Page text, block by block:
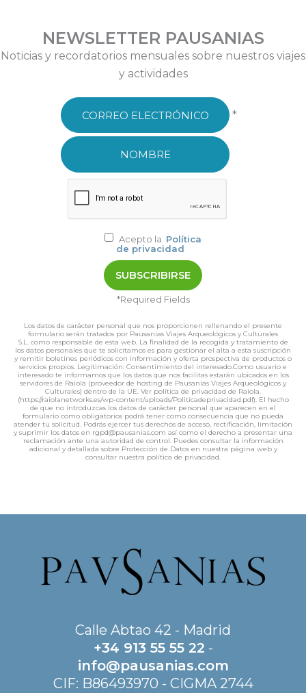
NEWSLETTER PAUSANIAS
Noticias y recordatorios mensuales sobre nuestros viajes
y actividades
*
Acepto la Política
de privacidad
*Required Fields
Los datos de carácter personal que nos proporcionen rellenando el presente
formulario serán tratados por Pausanias Viajes Arqueológicos y Culturales
S.L. como responsable de esta web. La finalidad de la recogida y tratamiento de
los datos personales que te solicitamos es para gestionar el alta a esta suscripción
y remitir boletines periódicos con información y oferta prospectiva de productos o
servicios propios. Legitimación: Consentimiento del interesado.Como usuario e
interesado te informamos que los datos que nos facilitas estarán ubicados en los
servidores de Raiola (proveedor de hosting de Pausanias Viajes Arqueológicos y
Culturales) dentro de la UE. Ver política de privacidad de Raiola.
(https://raiolanetworks.es/wp-content/uploads/Politicadeprivacidad.pdf). El hecho
de que no introduzcas los datos de carácter personal que aparecen en el
formulario como obligatorios podrá tener como consecuencia que no pueda
atender tu solicitud. Podrás ejercer tus derechos de acceso, rectificación, limitación
y suprimir los datos en rgpd@pausanias.com así como el derecho a presentar una
reclamación ante una autoridad de control. Puedes consultar la información
adicional y detallada sobre Protección de Datos en nuestra página web y
consultar nuestra política de privacidad.
Calle Abtao 42 - Madrid
+34 913 55 55 22 -
info@pausanias.com
CIF: B86493970 - CIGMA 2744